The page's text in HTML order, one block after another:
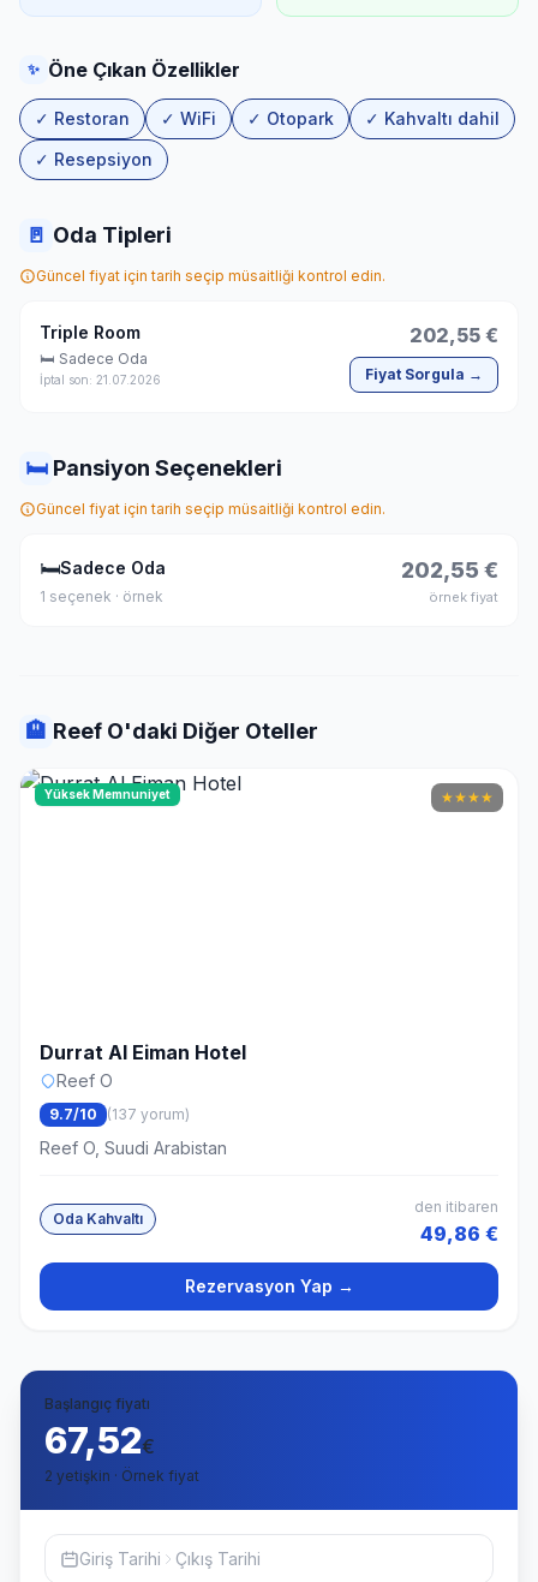
✨ Öne Çıkan Özellikler
✓ Restoran ✓ WiFi ✓ Otopark
✓ Kahvaltı dahil
✓ Resepsiyon
🚪 Oda Tipleri
Güncel fiyat için tarih seçip müsaitliği kontrol edin.
Triple Room
🛏 Sadece Oda
İptal son: 21.07.2026
202,55 €
Fiyat Sorgula →
🛏 Pansiyon Seçenekleri
Güncel fiyat için tarih seçip müsaitliği kontrol edin.
🛏Sadece Oda
1 seçenek · örnek
202,55 €
örnek fiyat
🏨 Reef O'daki Diğer Oteller
Yüksek Memnuniyet ★★★★
Durrat Al Eiman Hotel
Reef O
9.7/10 (137 yorum)
Reef O, Suudi Arabistan
Oda Kahvaltı
den itibaren
49,86 €
Rezervasyon Yap →
Başlangıç fiyatı
67,52€
2 yetişkin · Örnek fiyat
Giriş Tarihi Çıkış Tarihi